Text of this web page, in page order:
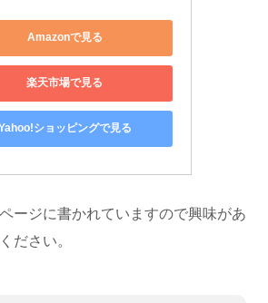
Amazonで見る
楽天市場で見る
ショッピングで見る
ージに書かれていますので興味があ
ださい。